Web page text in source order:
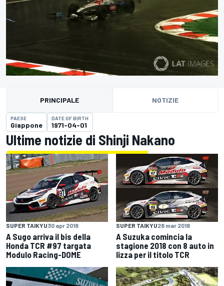
PRINCIPALE NOTIZIE
PAESE
Giappone
DATE OF BIRTH
1971-04-01
Ultime notizie di Shinji Nakano
SUPER TAIKYU30 apr 2018
A Sugo arriva il bis della
Honda TCR #97 targata
Modulo Racing-DOME
SUPER TAIKYU28 mar 2018
A Suzuka comincia la
stagione 2018 con 8 auto in
lizza per il titolo TCR